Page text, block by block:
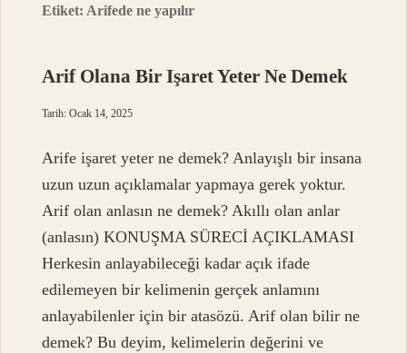
Etiket: Arifede ne yapılır
Arif Olana Bir Işaret Yeter Ne Demek
Tarih: Ocak 14, 2025
Arife işaret yeter ne demek? Anlayışlı bir insana
uzun uzun açıklamalar yapmaya gerek yoktur.
Arif olan anlasın ne demek? Akıllı olan anlar
(anlasın) KONUŞMA SÜRECİ AÇIKLAMASI
Herkesin anlayabileceği kadar açık ifade
edilemeyen bir kelimenin gerçek anlamını
anlayabilenler için bir atasözü. Arif olan bilir ne
demek? Bu deyim, kelimelerin değerini ve